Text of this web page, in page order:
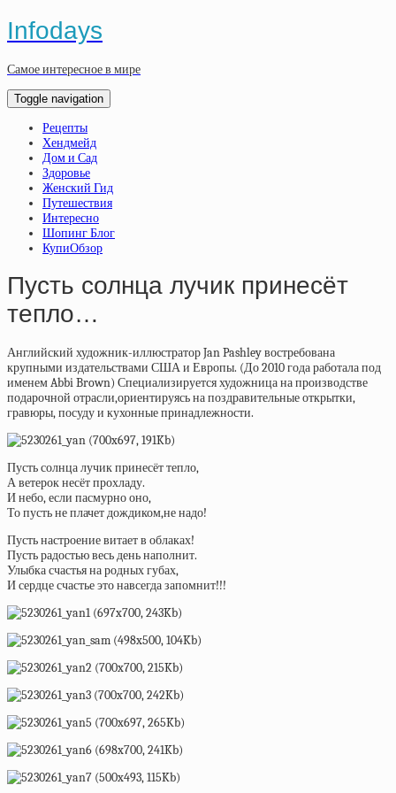
Infodays
Самое интересное в мире
Toggle navigation
Рецепты
Хендмейд
Дом и Сад
Здоровье
Женский Гид
Путешествия
Интересно
Шопинг Блог
КупиОбзор
Пусть солнца лучик принесёт
тепло…
Английский художник-иллюстратор Jan Pashley востребована
крупными издательствами США и Европы. (До 2010 года работала под
именем Abbi Brown) Специализируется художница на производстве
подарочной отрасли,ориентируясь на поздравительные открытки,
гравюры, посуду и кухонные принадлежности.
Пусть солнца лучик принесёт тепло,
А ветерок несёт прохладу.
И небо, если пасмурно оно,
То пусть не плачет дождиком,не надо!
Пусть настроение витает в облаках!
Пусть радостью весь день наполнит.
Улыбка счастья на родных губах,
И сердце счастье это навсегда запомнит!!!